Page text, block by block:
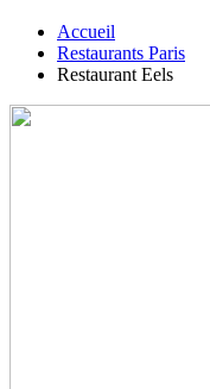
Accueil
Restaurants Paris
Restaurant Eels